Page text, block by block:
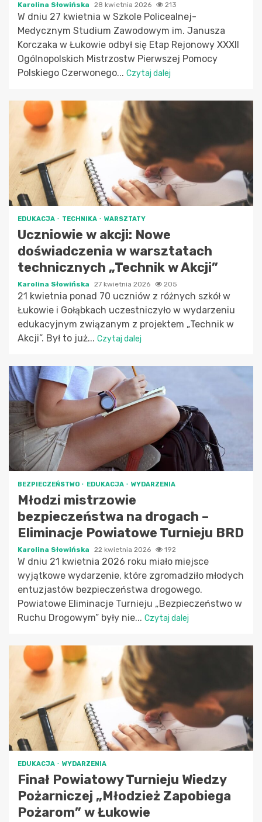
Karolina Słowińska 28 kwietnia 2026 213
W dniu 27 kwietnia w Szkole Policealnej-
Medycznym Studium Zawodowym im. Janusza
Korczaka w Łukowie odbył się Etap Rejonowy XXXII
Ogólnopolskich Mistrzostw Pierwszej Pomocy
Polskiego Czerwonego... Czytaj dalej
EDUKACJA TECHNIKA WARSZTATY
Uczniowie w akcji: Nowe
doświadczenia w warsztatach
technicznych „Technik w Akcji”
Karolina Słowińska 27 kwietnia 2026 205
21 kwietnia ponad 70 uczniów z różnych szkół w
Łukowie i Gołąbkach uczestniczyło w wydarzeniu
edukacyjnym związanym z projektem „Technik w
Akcji”. Był to już... Czytaj dalej
BEZPIECZEŃSTWO EDUKACJA WYDARZENIA
Młodzi mistrzowie
bezpieczeństwa na drogach –
Eliminacje Powiatowe Turnieju BRD
Karolina Słowińska 22 kwietnia 2026 192
W dniu 21 kwietnia 2026 roku miało miejsce
wyjątkowe wydarzenie, które zgromadziło młodych
entuzjastów bezpieczeństwa drogowego.
Powiatowe Eliminacje Turnieju „Bezpieczeństwo w
Ruchu Drogowym” były nie... Czytaj dalej
EDUKACJA WYDARZENIA
Finał Powiatowy Turnieju Wiedzy
Pożarniczej „Młodzież Zapobiega
Pożarom” w Łukowie